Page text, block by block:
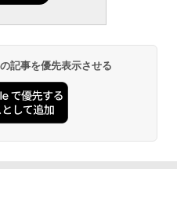
記事を優先表示させる